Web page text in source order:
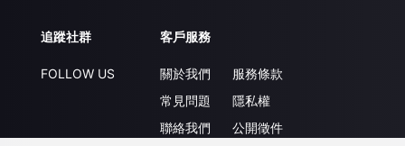
追蹤社群
FOLLOW US
客戶服務
關於我們
常見問題
聯絡我們
服務條款
隱私權
公開徵件